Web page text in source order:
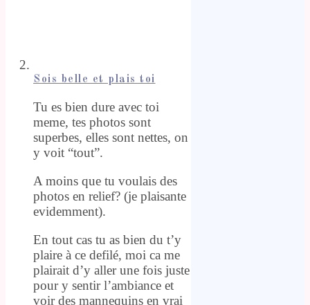
Sois belle et plais toi
Tu es bien dure avec toi
meme, tes photos sont
superbes, elles sont nettes, on
y voit “tout”.
A moins que tu voulais des
photos en relief? (je plaisante
evidemment).
En tout cas tu as bien du t’y
plaire à ce defilé, moi ca me
plairait d’y aller une fois juste
pour y sentir l’ambiance et
voir des mannequins en vrai